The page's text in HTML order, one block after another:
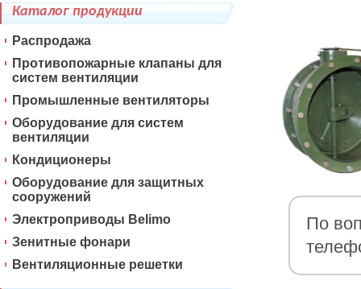
По
Каталог продукции
Распродажа
Противопожарные клапаны для
систем вентиляции
Промышленные вентиляторы
Оборудование для систем
вентиляции
Кондиционеры
Оборудование для защитных
сооружений
Электроприводы Belimo
Зенитные фонари
Вентиляционные решетки